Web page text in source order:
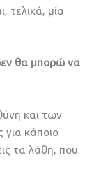
τελικά, μία
θα μπορώ να
και των
κάποιο
τα λάθη, που